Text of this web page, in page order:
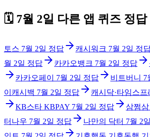
🗓️ 7월 2일 다른 앱 퀴즈 정답
토스 7월 2일 정답 캐시워크 7월 2일 정
월 2일 정답 카카오뱅크 7월 2일 정답
카카오페이
7월 2일 정답 비트버니 7
이캐시백 7월 2일 정답 캐시닥·타임스프
KB스타 KBPAY 7월 2일 정답 삼쩜삼
터나우 7월 2일 정답 나만의 닥터 7월 2일